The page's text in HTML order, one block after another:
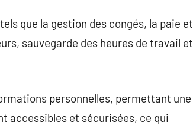
que la gestion des congés, la paie et
sauvegarde des heures de travail et
personnelles, permettant une
accessibles et sécurisées, ce qui